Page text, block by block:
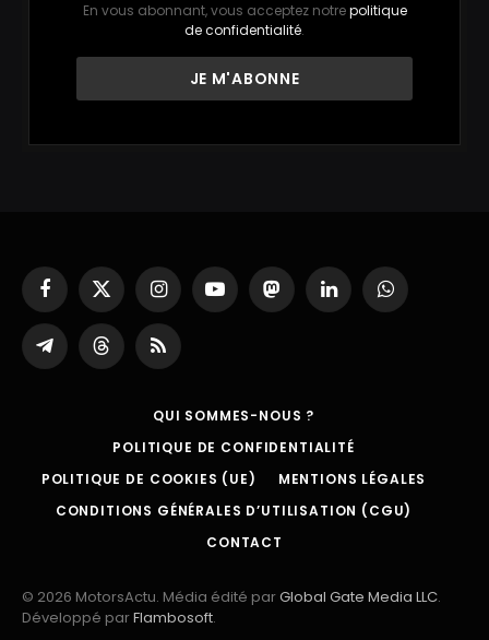
En vous abonnant, vous acceptez notrepolitique
de confidentialité.
Facebook
X
(Twitter)
InstagramYouTubeMastodonLinkedInWhatsApp
Partager
sur
ThreadsRSS
QUI SOMMES-NOUS ?
POLITIQUE DE CONFIDENTIALITÉ
POLITIQUE DE COOKIES (UE)
MENTIONS LÉGALES
CONDITIONS GÉNÉRALES D’UTILISATION (CGU)
CONTACT
© 2026 MotorsActu. Média édité parGlobal Gate Media LLC.
Développé parFlambosoft.